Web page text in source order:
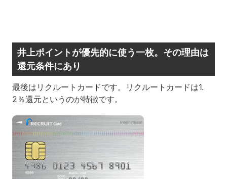
井上ポイントが優先的に使う一枚。その理由は
還元条件にあり
最後はリクルートカードです。リクルートカードは1.
2％還元というのが特徴です。